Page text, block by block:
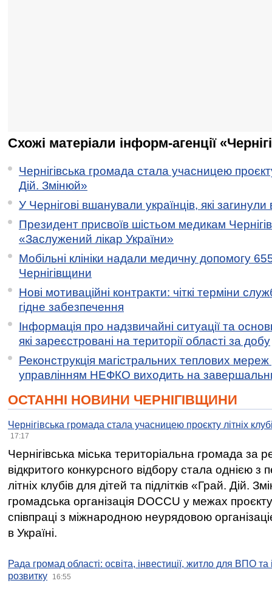
Схожі матеріали інформ-агенції
Чернігівська громада стала учасницею
Дій. Змінюй»
У Чернігові вшанували українців, які загинули
Президент присвоїв шістьом медикам
«Заслужений лікар України»
Мобільні клініки надали медичну допомогу
Чернігівщини
Нові мотиваційні контракти: чіткі терміни
гідне забезпечення
Інформація про надзвичайні ситуації та
які зареєстровані на території області за добу
Реконструкція магістральних теплових мереж
управлінням НЕФКО виходить на
ОСТАННІ НОВИНИ ЧЕРНІГІВЩИНИ
Чернігівська громада стала учасницею проєкту літніх
17:17
Чернігівська міська територіальна громада за
відкритого конкурсного відбору стала однією
літніх клубів для дітей та підлітків «Грай. Дій.
громадська організація DOCCU у межах
співпраці з міжнародною неурядовою
в Україні.
Рада громад області: освіта, інвестиції, житло для ВПО
розвитку
16:55